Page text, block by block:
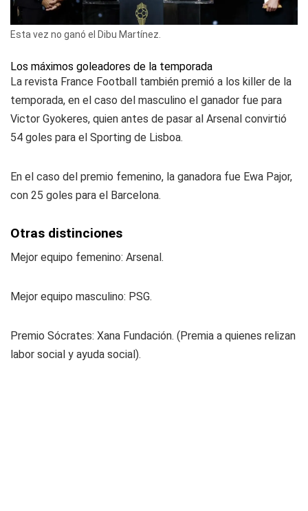
Esta vez no ganó el Dibu Martínez.
Los máximos goleadores de la temporada
La revista France Football también premió a los killer de la
temporada, en el caso del masculino el ganador fue para
Victor Gyokeres, quien antes de pasar al Arsenal convirtió
54 goles para el Sporting de Lisboa.
En el caso del premio femenino, la ganadora fue Ewa Pajor,
con 25 goles para el Barcelona.
Otras distinciones
Mejor equipo femenino: Arsenal.
Mejor equipo masculino: PSG.
Premio Sócrates: Xana Fundación. (Premia a quienes relizan
labor social y ayuda social).